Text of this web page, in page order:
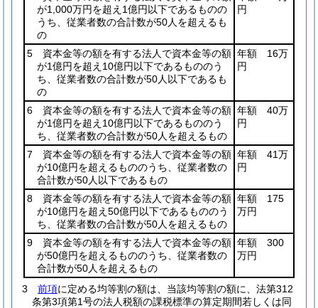
が1,000万円を超え1億円以下であるものの
うち、従業者数の合計数が50人を超えるも
の
円
5 資本金等の額を有する法人で資本金等の額
が1億円を超え10億円以下であるもののう
ち、従業者数の合計数が50人以下であるも
の
年額 16万
円
6 資本金等の額を有する法人で資本金等の額
が1億円を超え10億円以下であるもののう
ち、従業者数の合計数が50人を超えるもの
年額 40万
円
7 資本金等の額を有する法人で資本金等の額
が10億円を超えるもののうち、従業者数の
合計数が50人以下であるもの
年額 41万
円
8 資本金等の額を有する法人で資本金等の額
が10億円を超え50億円以下であるもののう
ち、従業者数の合計数が50人を超えるもの
年額 175
万円
9 資本金等の額を有する法人で資本金等の額
が50億円を超えるもののうち、従業者数の
合計数が50人を超えるもの
年額 300
万円
3 前項に定める均等割の額は、当該均等割の額に、法第312
条第3項第1号の法人税額の課税標準の算定期間若しくは同